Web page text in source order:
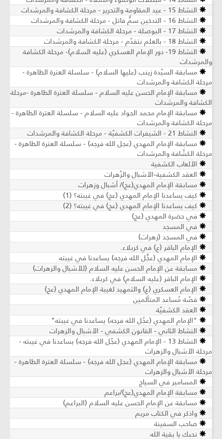
النشاط 15 - عيد المقاومة والتحرير - مرحلة الكشافة والمرشدات
النشاط 16 - التدخين سمٌّ قاتل - مرحلة الكشافة والمرشدات
النشاط 17 - البوصلة - مرحلة الكشافة والمرشدات
النشاط 18 - بالعلم نتقدّم - مرحلة الكشافة والمرشدات
النشاط 19- دور الإمام العسكري (عليه السلام)- مرحلة الكشافة
والمرشدات
مسابقة السيّدة زينب (عليها السلام) - سلسلة العترة الطاهرة -
مرحلة الكشافة والمرشدات
مسابقة الإمام الحسن عليه السلام - سلسلة العترة الطاهرة -مرحلة
الكشافة والمرشدات
مسابقة الإمام محمد الجواد عليه السلام - سلسلة العترة الطاهرة -
مرحلة الكشافة والمرشدات
النشاط 21 - الشيفرات الكشفيّة - مرحلة الكشافة والمرشدات
مسابقة الإمام المهدي (عجل الله فرجه) - سلسلة العترة الطاهرة -
مرحلة الكشّافة والمرشدات
الألعاب الكشفية
العقد الكشفية-الأشبال والزّهرات
مسابقة الإمام المهدي(عج)/ أشبال وزهرات
كيف يساعدنا الإمام المهدي (عج) في غيبته؟ (1)
كيف يساعدنا الإمام المهدي (عج) في غيبته؟ (2)
في حضرة المهدي (عج)
في المسجد
في المسجد (زهرات)
الإمام الباقر (ع) في كربلاء.
الإمام المهدي (عجَّل الله فرجه) يساعدنا في غيبته
مسابقة عن الإمام الحسن عليه السلام (للأشبال والزهرات)
الإمام الباقر (عليه السلام) في كربلاء.
الإمام العسكري (ع) والتمهيد لغيبة الإمام المهدي (عج)
قصّة مُساعد المتألمين
العقد الكشفيّة
"الإمام المهدي (عجّل الله فرجه) يساعدنا في غيبته"
النشاط الثاني - القانون الكشفي - الأشبال والزهرات
النشاط 13 - الإمام المهدي (عجّل الله فرجه) يساعدنا في غيبته -
مرحلة الأشبال والزهرات
مسابقة الإمام المهدي (عجل الله فرجه) - سلسلة العترة الطاهرة -
مرحلة الأشبال والزهرات
المسامير في السياج
مسابقة الإمام المهدي(عج)/براعم
مسابقة عن الإمام الحسن عليه السلام (البراعم)
واذكر في الكتاب مريم
صاحب السفينة
نحبك يا بقية الله